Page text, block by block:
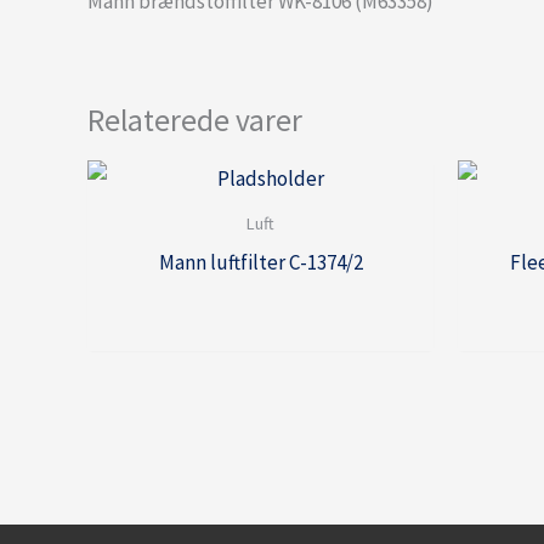
Relaterede varer
Luft
Mann luftfilter C-1374/2